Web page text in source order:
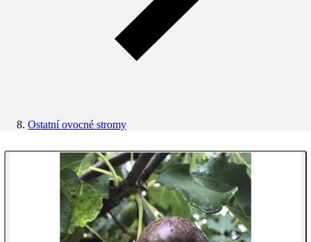
Ostatní ovocné stromy